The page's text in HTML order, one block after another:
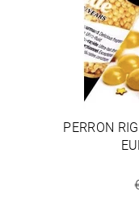
PERRON